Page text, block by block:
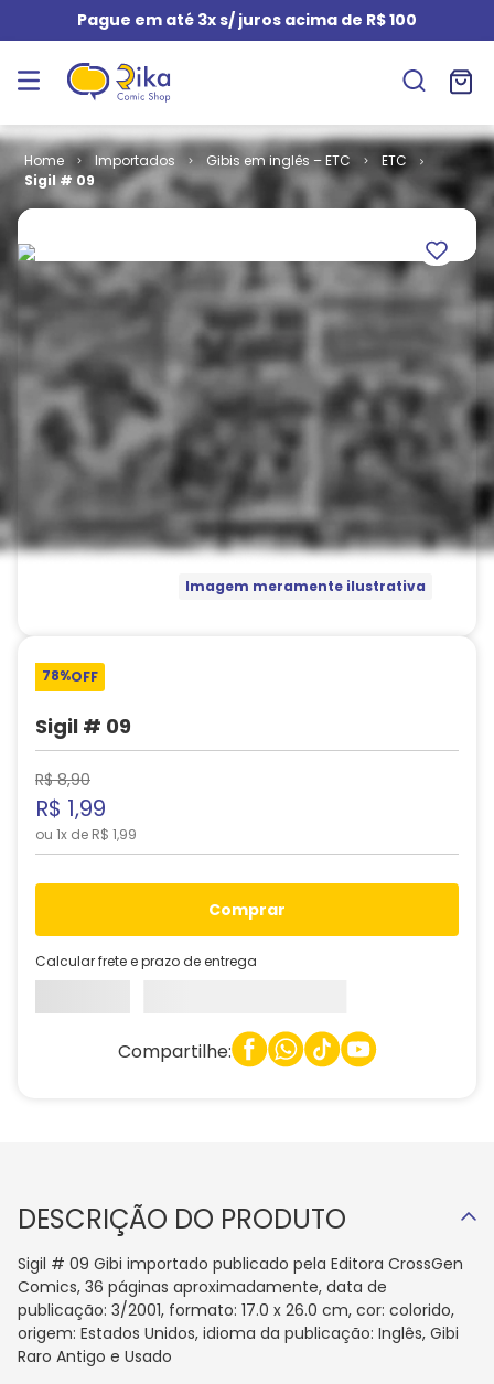
Pague em até 3x s/ juros acima de R$ 100
Importados Gibis em inglês – ETC
ETC
Sigil # 09
Imagem meramente ilustrativa
78%OFF
Sigil # 09
R$ 8,90
R$ 1,99
ou 1x de R$ 1,99
comprar
Calcular frete e prazo de entrega
Compartilhe:
DESCRIÇÃO DO PRODUTO
Sigil # 09 Gibi importado publicado pela Editora CrossGen
Comics, 36 páginas aproximadamente, data de
publicação: 3/2001, formato: 17.0 x 26.0 cm, cor: colorido,
origem: Estados Unidos, idioma da publicação: Inglês, Gibi
Raro Antigo e Usado